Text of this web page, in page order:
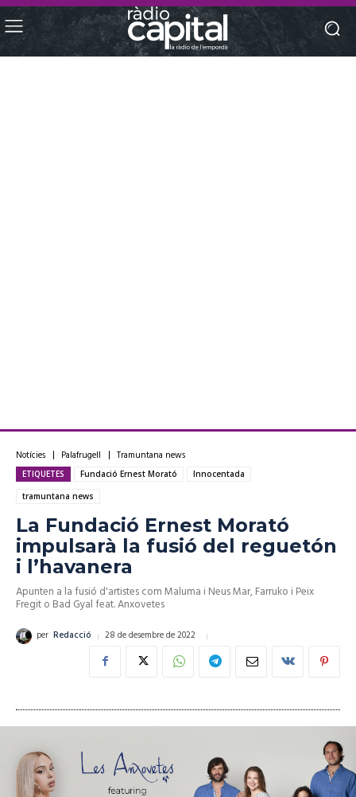
Notícies Palafrugell Tramuntana news
ETIQUETES Fundació Ernest Morató
Innocentada
tramuntana news
La Fundació Ernest Morató
impulsarà la fusió del reguetón
i l’havanera
Apunten a la fusió d'artistes com Maluma i Neus Mar, Farruko i Peix
Fregit o Bad Gyal feat. Anxovetes
per Redacció 28 de desembre de 2022